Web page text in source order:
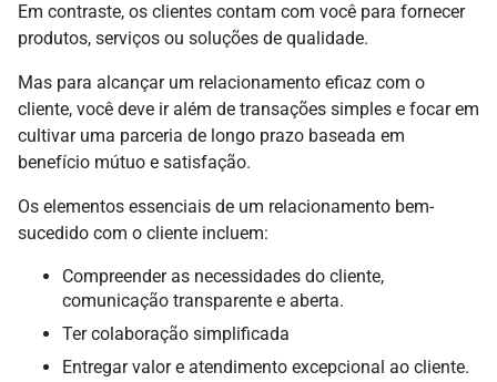
Em contraste, os clientes contam com você para fornecer
produtos, serviços ou soluções de qualidade.
Mas para alcançar um relacionamento eficaz com o
cliente, você deve ir além de transações simples e focar em
cultivar uma parceria de longo prazo baseada em
benefício mútuo e satisfação.
Os elementos essenciais de um relacionamento bem-
sucedido com o cliente incluem:
Compreender as necessidades do cliente,
comunicação transparente e aberta.
Ter colaboração simplificada
Entregar valor e atendimento excepcional ao cliente.